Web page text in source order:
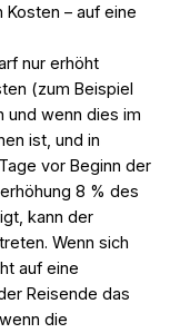
– auf eine
nur erhöht
(zum Beispiel
und wenn dies im
ist, und in
vor Beginn der
8 % des
kann der
Wenn sich
auf eine
Reisende das
die